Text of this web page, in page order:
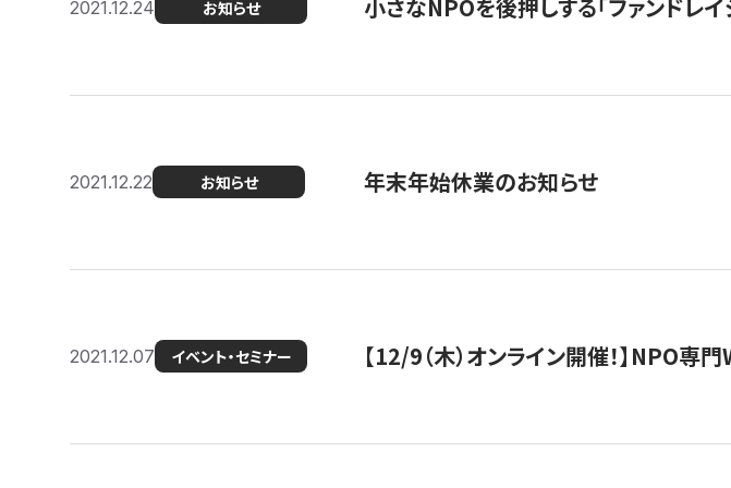
2021.12.24 お知らせ 小さなNPOを後押しする「ファンドレ
2021.12.22 お知らせ 年末年始休業のお知らせ
2021.12.07 イベント・セミナー 【12/9（木）オンライン開催！】NPO